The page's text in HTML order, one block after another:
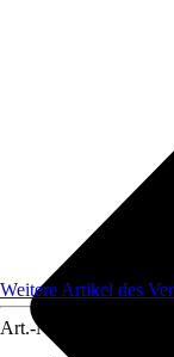
Weitere Artikel des
Art.-Nr.